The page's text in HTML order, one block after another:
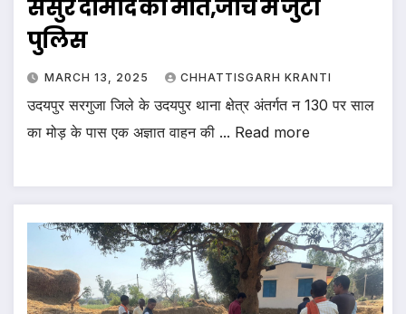
ससुर दामाद की मौत,जांच में जुटी
पुलिस
MARCH 13, 2025 CHHATTISGARH KRANTI
उदयपुर सरगुजा जिले के उदयपुर थाना क्षेत्र अंतर्गत न 130 पर साल
का मोड़ के पास एक अज्ञात वाहन की ... Read more